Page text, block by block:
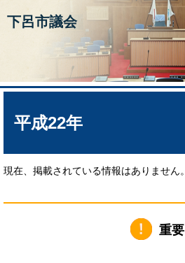
検
索
下呂市議会
本
平成22年
現在、掲載されている情報はありません。
重要